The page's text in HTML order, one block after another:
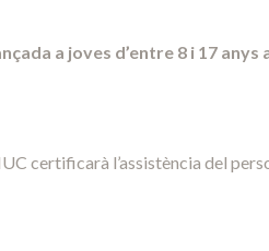
a joves d’entre 8 i 17
certificarà l’assistència del